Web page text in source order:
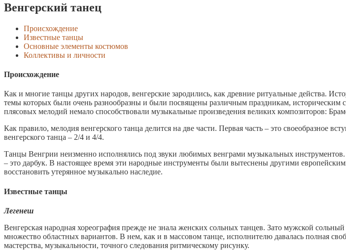
Венгерский танец
Происхождение
Известные танцы
Основные элементы костюмов
Коллективы и личности
Происхождение
Как и многие танцы других народов, венгерские зародились, как древние ритуальные действа.
темы которых были очень разнообразны и были посвящены различным праздникам,
плясовых мелодий немало способствовали музыкальные произведения великих композиторов:
Как правило, мелодия венгерского танца делится на две части. Первая часть – это своеобразное
венгерского танца – 2/4 и 4/4.
Танцы Венгрии неизменно исполнялись под звуки любимых венграми музыкальных
– это дарбук. В настоящее время эти народные инструменты были вытеснены другими
восстановить утерянное музыкально наследие.
Известные танцы
Легенеш
Венгерская народная хореография прежде не знала женских сольных танцев. Зато мужской
множество областных вариантов. В нем, как и в массовом танце, исполнителю давалась полная
мастерства, музыкальности, точного следования ритмическому рисунку.